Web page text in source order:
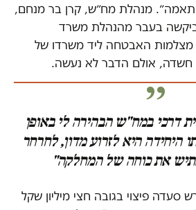
התאמה״. מנהלת מח״ש, קרן בר מנחם,
ביקשה בעבר מהנהלת משרד
האבטחה ליד משרדו של
אולם הדבר לא נעשה.
דרכי במח"ש הבהירה לי באופן
היא לזרוע מדון, לחרחר
את כוחה של המחלקה"
פיצוי בגובה חצי מיליון שקל